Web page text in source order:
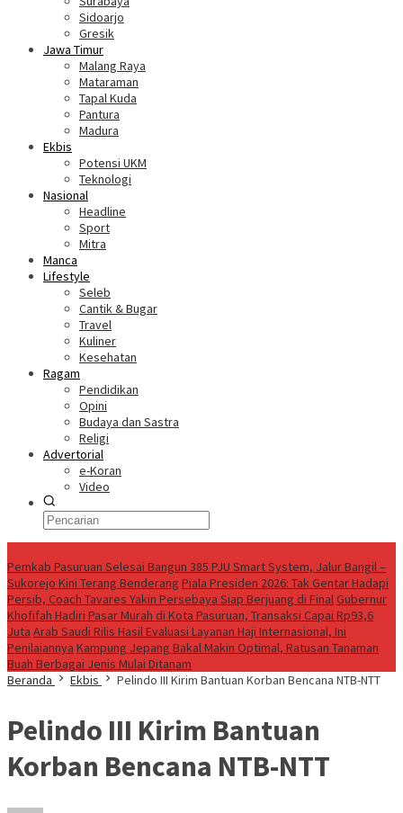
Sidoarjo
Gresik
Jawa Timur
Malang Raya
Mataraman
Tapal Kuda
Pantura
Madura
Ekbis
Potensi UKM
Teknologi
Nasional
Headline
Sport
Mitra
Manca
Lifestyle
Seleb
Cantik & Bugar
Travel
Kuliner
Kesehatan
Ragam
Pendidikan
Opini
Budaya dan Sastra
Religi
Advertorial
e-Koran
Video
Pemkab Pasuruan Selesai Bangun 385 PJU Smart System, Jalur Bangil –
Sukorejo Kini Terang Benderang Piala Presiden 2026: Tak Gentar Hadapi
Persib, Coach Tavares Yakin Persebaya Siap Berjuang di FinalGubernur
Khofifah Hadiri Pasar Murah di Kota Pasuruan, Transaksi Capai Rp93,6
Juta Arab Saudi Rilis Hasil Evaluasi Layanan Haji Internasional, Ini
Penilaiannya Kampung Jepang Bakal Makin Optimal, Ratusan Tanaman
Buah Berbagai Jenis Mulai Ditanam
Beranda
Ekbis Pelindo III Kirim Bantuan Korban Bencana NTB-NTT
Pelindo III Kirim Bantuan
Korban Bencana NTB-NTT